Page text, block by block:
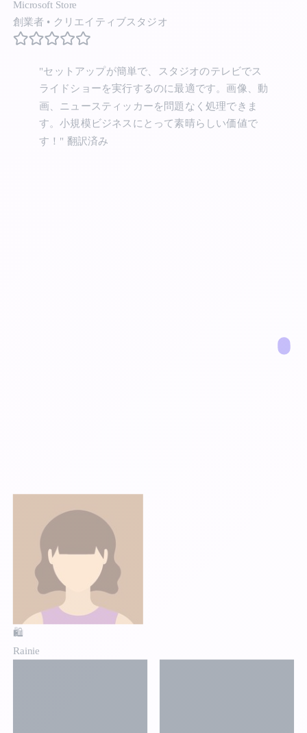
Microsoft Store
創業者 • クリエイティブスタジオ
"セットアップが簡単で、スタジオのテレビでス
ライドショーを実行するのに最適です。画像、動
画、ニュースティッカーを問題なく処理できま
す。小規模ビジネスにとって素晴らしい価値で
す！" 翻訳済み
🛍️
Rainie